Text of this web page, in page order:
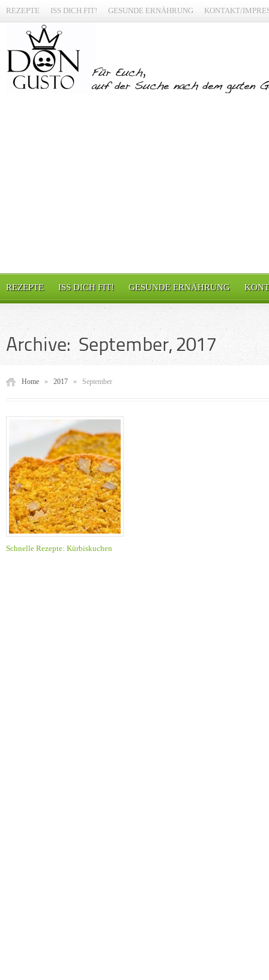
REZEPTE ISS DICH FIT! GESUNDE ERNÄHRUNG KONTAKT/
REZEPTE ISS DICH FIT! GESUNDE ERNÄHRUNG
Archive: September, 2017
Home » 2017 » September
Schnelle Rezepte: Kürbiskuchen